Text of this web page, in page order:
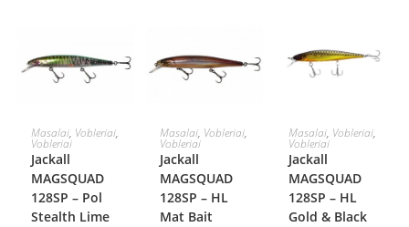
Į KREPŠELĮ
Masalai, Vobleriai,
Vobleriai
Jackall
MAGSQUAD
128SP – Pol
Stealth Lime
Į KREPŠELĮ
Masalai, Vobleriai,
Vobleriai
Jackall
MAGSQUAD
128SP – HL
Mat Bait
Į KREPŠELĮ
Masalai, Vobleriai,
Vobleriai
Jackall
MAGSQUAD
128SP – HL
Gold & Black